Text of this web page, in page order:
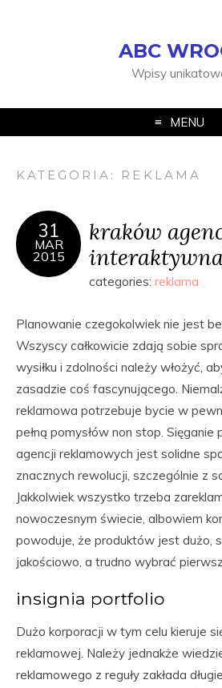
ABC
Wpisy
MENU
KATEGORIA: REKLAMA
31
MAR
2015
kraków
categories: reklama
Planowanie czegokolwiek nie jest
Wszyscy całkowicie zdają sobie
wysiłku i zdolności należy włożyć,
zasadzie coś fascynującego.
reklamowa potrzebuje bycie w
pełną pomysłów non stop. Sięganie
agencji reklamowych jest solidne
znacznych rewolucji, szczególnie z
Jakkolwiek wszystko trzeba
nowoczesnym świecie, albowiem
powoduje, że produktów jest dużo,
jakościowo, a trudno wybrać
insignia portfolio
Dużo korporacji w tym celu kieruje
reklamowej. Należy jednakże
reklamowego z reguły zakłada